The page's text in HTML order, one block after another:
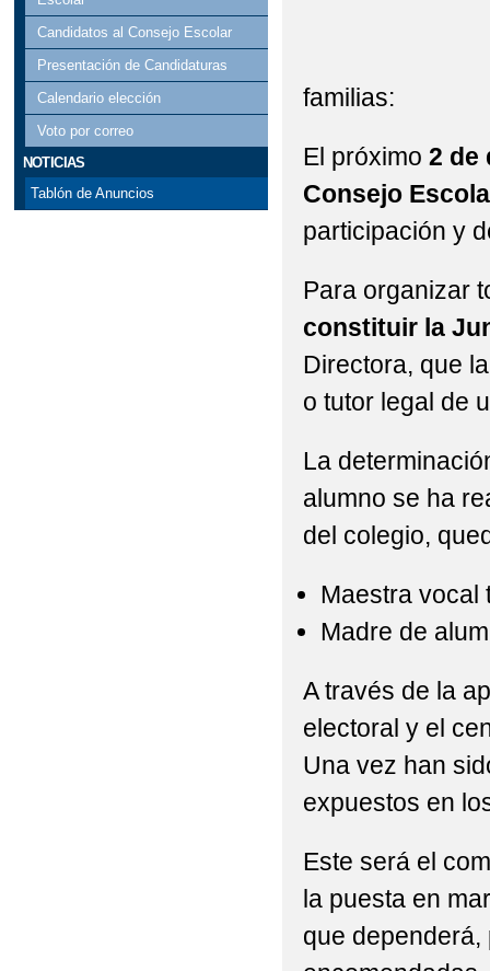
Candidatos al Consejo Escolar
Presentación de Candidaturas
Calendario elección
Voto por correo
NOTICIAS
Tablón de Anuncios
El próximo2 de
Consejo
participación y
Para organizar
constituir la
Directora, que
o tutor legal de
La
alumno se ha
del colegio,
Maestra vocal
Madre de
A través de la
electoral y el
Una vez han
expuestos en
Este será el
la puesta en
que